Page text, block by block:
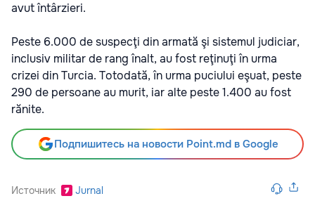
avut întârzieri.
Peste 6.000 de suspecţi din armată şi sistemul judiciar,
inclusiv militar de rang înalt, au fost reţinuţi în urma
crizei din Turcia. Totodată, în urma puciului eşuat, peste
290 de persoane au murit, iar alte peste 1.400 au fost
rănite.
Подпишитесь на новости Point.md в Google
Источник Jurnal